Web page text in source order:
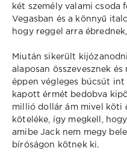
két személy valami csoda
Vegasban és a könnyű
hogy reggel arra
Miután sikerült
alaposan összevesznek
éppen végleges búcsút
kapott érmét bedobva
millió dollár ám mivel köti
köteléke, így megkell,
amibe Jack nem megy
bíróságon kötnek ki.